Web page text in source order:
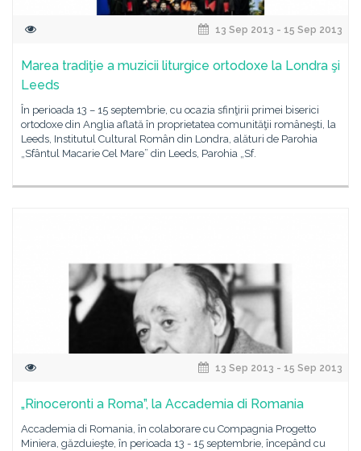
13 Sep 2013 - 15 Sep 2013
Marea tradiţie a muzicii liturgice ortodoxe la Londra şi
Leeds
În perioada 13 – 15 septembrie, cu ocazia sfinţirii primei biserici
ortodoxe din Anglia aflată în proprietatea comunităţii româneşti, la
Leeds, Institutul Cultural Român din Londra, alături de Parohia
„Sfântul Macarie Cel Mare” din Leeds, Parohia „Sf.
13 Sep 2013 - 15 Sep 2013
„Rinoceronti a Roma”, la Accademia di Romania
Accademia di Romania, în colaborare cu Compagnia Progetto
Miniera, găzduieşte, în perioada 13 - 15 septembrie, începând cu